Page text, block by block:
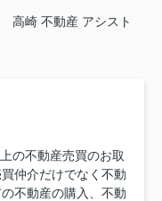
崎 不動産 アシスト
の不動産売買のお取
仲介だけでなく不動
不動産の購入、不動